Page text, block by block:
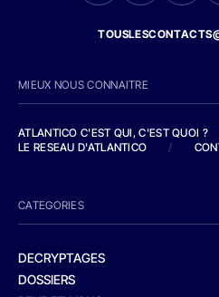
MIEUX NOUS CONNAITRE
ATLANTICO C'EST QUI, C'EST QUOI ?
LE RESEAU D'ATLANTICO
/
CATEGORIES
DECRYPTAGES
DOSSIERS